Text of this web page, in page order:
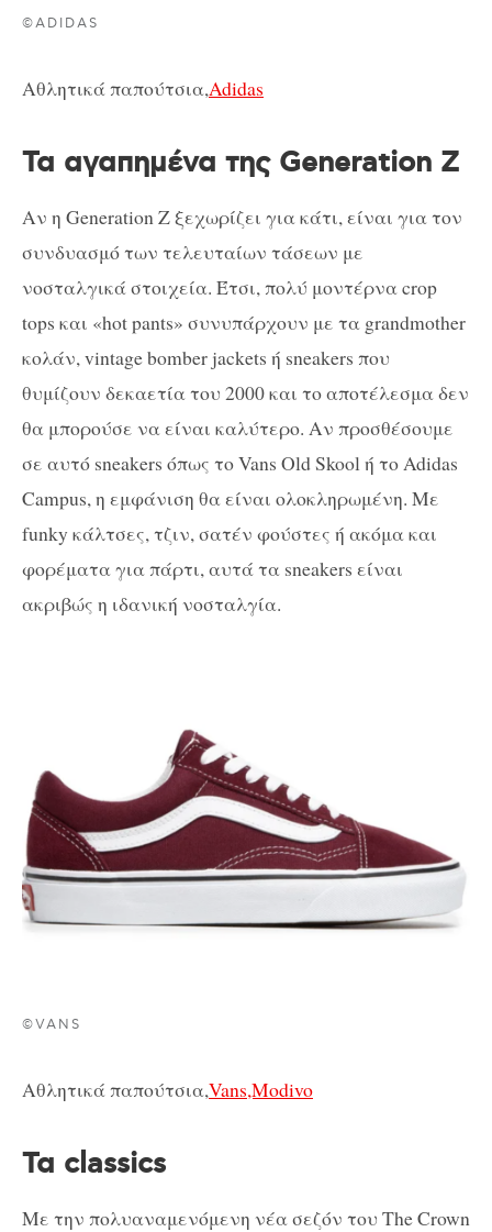
©ADIDAS
Αθλητικά παπούτσια,Adidas
Τα αγαπημένα της Generation Z
Αν η Generation Z ξεχωρίζει για κάτι, είναι για τον
συνδυασμό των τελευταίων τάσεων με
νοσταλγικά στοιχεία. Έτσι, πολύ μοντέρνα crop
tops και «hot pants» συνυπάρχουν με τα grandmother
κολάν, vintage bomber jackets ή sneakers που
θυμίζουν δεκαετία του 2000 και το αποτέλεσμα δεν
θα μπορούσε να είναι καλύτερο. Αν προσθέσουμε
σε αυτό sneakers όπως το Vans Old Skool ή το Adidas
Campus, η εμφάνιση θα είναι ολοκληρωμένη. Με
funky κάλτσες, τζιν, σατέν φούστες ή ακόμα και
φορέματα για πάρτι, αυτά τα sneakers είναι
ακριβώς η ιδανική νοσταλγία.
©VANS
Αθλητικά παπούτσια,Vans,Modivo
Τα classics
Με την πολυαναμενόμενη νέα σεζόν του The Crown